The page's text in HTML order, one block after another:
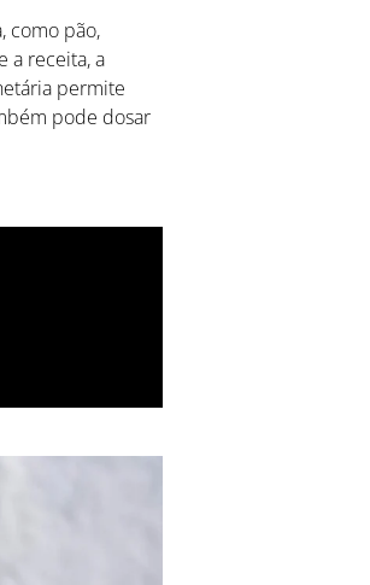
como pão,
a receita, a
permite
pode dosar